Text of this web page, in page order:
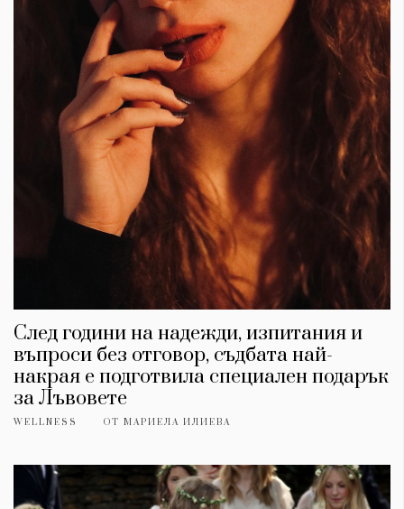
След години на надежди, изпитания и
въпроси без отговор, съдбата най-
накрая е подготвила специален подарък
за Лъвовете
WELLNESS ОТ МАРИЕЛА ИЛИЕВА
Красота
Цветно
Условия за
ползване
За нас
Реклама
Политика за
поверителност
ModerenDom
СЛЕДВАЙТЕ НИ
Instagram Twitter
Soundcloud
Ако нашият сайт ви харесва, можете да се абонирате за
седмичния ни нюзлетър тук:
© 2026, HighViewArt | Всички права запазени